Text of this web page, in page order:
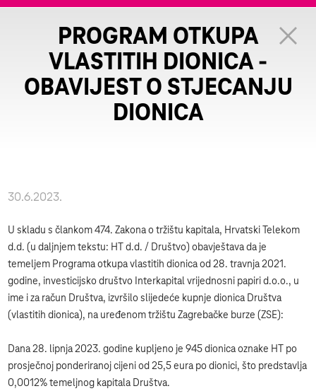
PROGRAM OTKUPA
VLASTITIH DIONICA -
OBAVIJEST O STJECANJU
DIONICA
30.6.2023.
U skladu s člankom 474. Zakona o tržištu kapitala, Hrvatski Telekom
d.d. (u daljnjem tekstu: HT d.d. / Društvo) obavještava da je
temeljem Programa otkupa vlastitih dionica od 28. travnja 2021.
godine, investicijsko društvo Interkapital vrijednosni papiri d.o.o., u
ime i za račun Društva, izvršilo slijedeće kupnje dionica Društva
(vlastitih dionica), na uređenom tržištu Zagrebačke burze (ZSE):
Dana 28. lipnja 2023. godine kupljeno je 945 dionica oznake HT po
prosječnoj ponderiranoj cijeni od 25,5 eura po dionici, što predstavlja
0,0012% temeljnog kapitala Društva.